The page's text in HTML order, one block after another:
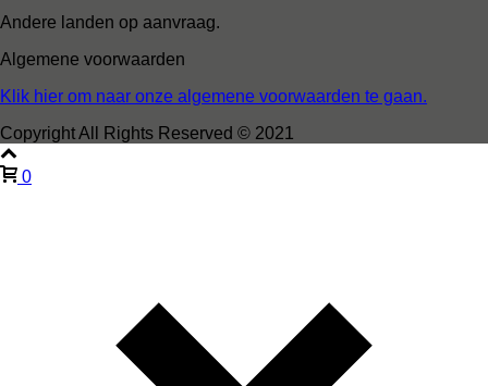
Andere landen op aanvraag.
Algemene voorwaarden
Klik hier om naar onze algemene voorwaarden te gaan.
Copyright All Rights Reserved © 2021
0